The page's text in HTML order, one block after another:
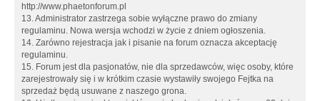
http://www.phaetonforum.pl
13. Administrator zastrzega sobie wyłączne prawo do zmiany
regulaminu. Nowa wersja wchodzi w życie z dniem ogłoszenia.
14. Zarówno rejestracja jak i pisanie na forum oznacza akceptację
regulaminu.
15. Forum jest dla pasjonatów, nie dla sprzedawców, więc osoby, które
zarejestrowały się i w krótkim czasie wystawiły swojego Fejtka na
sprzedaż będą usuwane z naszego grona.